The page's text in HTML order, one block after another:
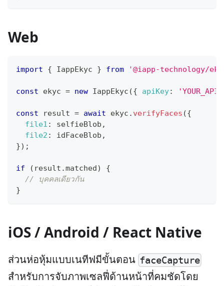
Web
import { IappEkyc } from '@iapp-technology/
const ekyc = new IappEkyc ({ apiKey:
const result = await ekyc . verifyFaces ({
file1 : selfieBlob ,
file2 : idFaceBlob ,
}) ;
if ( result .matched)
{
// บุคคลเดียวกัน
}
iOS / Android / React Native
ส่วนห่อหุ้มแบบเนทีฟมีขั้นตอน faceCapture
สำหรับการจับภาพเซลฟี่ด้านหน้าที่คมชัดโดย